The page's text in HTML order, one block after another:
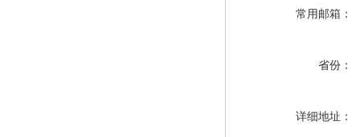
常用邮箱：
省份：
详细地址：